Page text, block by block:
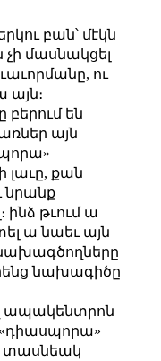
բան՝ մէկն
մասնակցել
ու
այն։
բերում են
այն
լաւը, քան
նրանք
ինձ թւում ա
ա նաեւ այն
նախագիծը
ապակենտրոն
տասնեակ